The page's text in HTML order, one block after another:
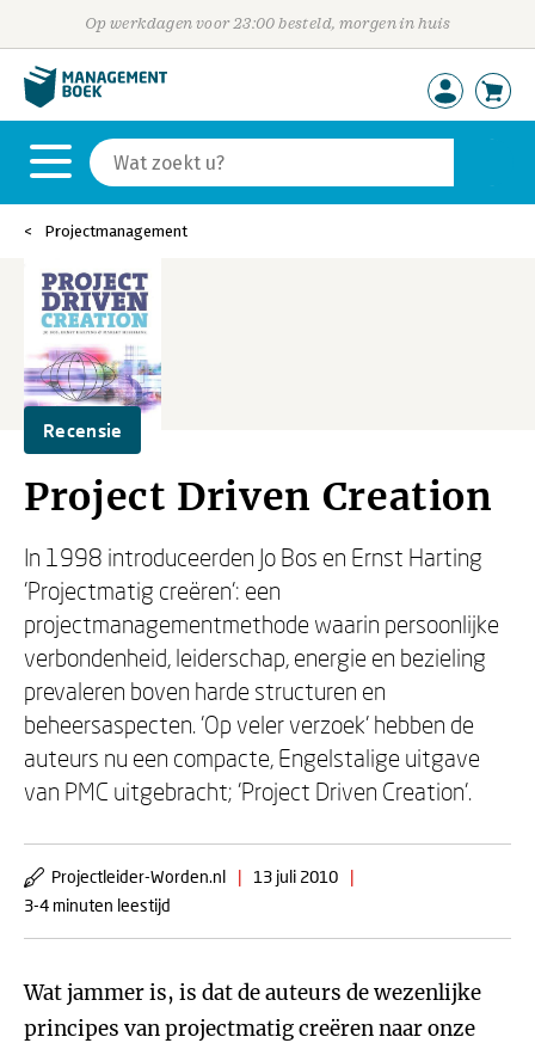
Op werkdagen voor 23:00 besteld, morgen in huis
Projectmanagement
Recensie
Project Driven Creation
In 1998 introduceerden Jo Bos en Ernst Harting
'Projectmatig creëren': een
projectmanagementmethode waarin persoonlijke
verbondenheid, leiderschap, energie en bezieling
prevaleren boven harde structuren en
beheersaspecten. 'Op veler verzoek' hebben de
auteurs nu een compacte, Engelstalige uitgave
van PMC uitgebracht; 'Project Driven Creation'.
Projectleider-Worden.nl | 13 juli 2010
|
3-4 minuten leestijd
Wat jammer is, is dat de auteurs de wezenlijke
principes van projectmatig creëren naar onze